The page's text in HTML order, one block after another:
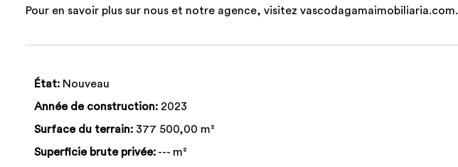
Pour en savoir plus sur nous et notre agence, visitez vascodagamaimobiliaria.com.
État: Nouveau
Année de construction: 2023
Surface du terrain: 377 500,00 m²
Superficie brute privée: --- m²